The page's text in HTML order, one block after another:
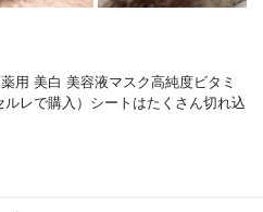
用 美白 美容液マスク高純度ビタミ
レで購入）⁡シートはたくさん切れ込